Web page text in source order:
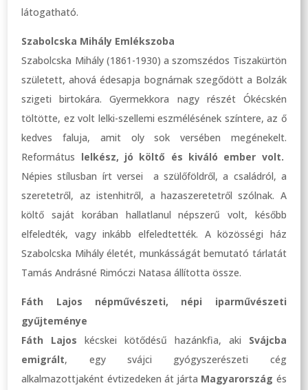
látogatható.
Szabolcska Mihály Emlékszoba
Szabolcska Mihály (1861-1930) a szomszédos Tiszakürtön
született, ahová édesapja bognárnak szegődött a Bolzák
szigeti birtokára. Gyermekkora nagy részét Ókécskén
töltötte, ez volt lelki-szellemi eszmélésének színtere, az ő
kedves faluja, amit oly sok versében megénekelt.
Református lelkész, jó költő és kiváló ember volt.
Népies stílusban írt versei a szülőföldről, a családról, a
szeretetről, az istenhitről, a hazaszeretetről szólnak. A
költő saját korában hallatlanul népszerű volt, később
elfeledték, vagy inkább elfeledtették. A közösségi ház
Szabolcska Mihály életét, munkásságát bemutató tárlatát
Tamás Andrásné Rimóczi Natasa állította össze.
Fáth Lajos népművészeti, népi iparművészeti
gyűjteménye
Fáth Lajoskécskei kötődésű hazánkfia, aki Svájcba
emigrált, egy svájci gyógyszerészeti cég
alkalmazottjaként évtizedeken át járta Magyarország és